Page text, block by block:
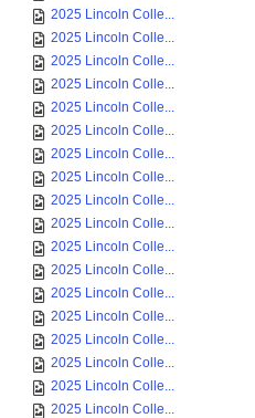
2025 Lincoln Colle...
2025 Lincoln Colle...
2025 Lincoln Colle...
2025 Lincoln Colle...
2025 Lincoln Colle...
2025 Lincoln Colle...
2025 Lincoln Colle...
2025 Lincoln Colle...
2025 Lincoln Colle...
2025 Lincoln Colle...
2025 Lincoln Colle...
2025 Lincoln Colle...
2025 Lincoln Colle...
2025 Lincoln Colle...
2025 Lincoln Colle...
2025 Lincoln Colle...
2025 Lincoln Colle...
2025 Lincoln Colle...